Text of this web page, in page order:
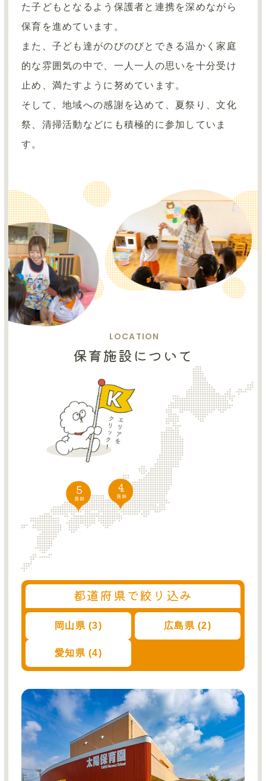
た子どもとなるよう保護者と連携を深めながら
保育を進めています。
また、子ども達がのびのびとできる温かく家庭
的な雰囲気の中で、一人一人の思いを十分受け
止め、満たすように努めています。
そして、地域への感謝を込めて、夏祭り、文化
祭、清掃活動などにも積極的に参加していま
す。
LOCATION
保育施設について
施設
5 施設
4
都道府県で絞り込み
岡山県 (3) 広島県 (2)
愛知県 (4)